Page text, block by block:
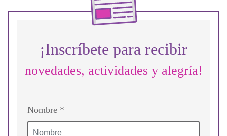
¡Inscríbete para recibir
novedades, actividades y alegría!
Nombre *